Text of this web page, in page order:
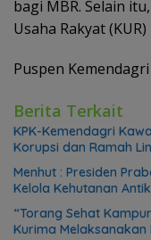
bagi MBR. Selain
Usaha Rakyat
Puspen Kemendagri
Berita Terkait
KPK-Kemendagri
Korupsi dan Ramah
Menhut : Presiden
Kelola Kehutanan
“Torang Sehat
Kurima Melaksanakan